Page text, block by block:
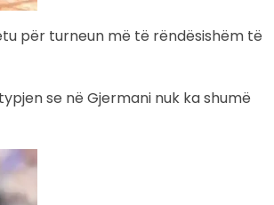
për turneun më të rëndësishëm të
se në Gjermani nuk ka shumë